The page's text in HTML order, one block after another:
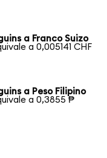
a Franco Suizo
a 0,005141 CHF
a Peso Filipino
a 0,3855 ₱